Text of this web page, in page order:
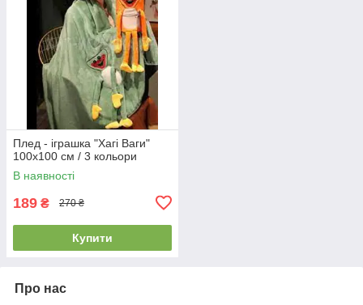
Плед - іграшка "Хагі Ваги"
100х100 см / 3 кольори
В наявності
189 ₴ 270 ₴
Купити
Про нас